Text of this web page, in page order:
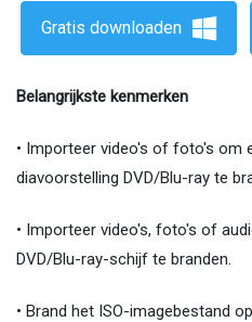
Gratis downloaden
Belangrijkste kenmerken
• Importeer video's of foto's om
diavoorstelling DVD/Blu-ray te
• Importeer video's, foto's of
DVD/Blu-ray-schijf te branden.
• Brand het ISO-imagebestand